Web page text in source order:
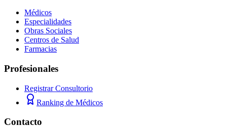
Médicos
Especialidades
Obras Sociales
Centros de Salud
Farmacias
Profesionales
Registrar Consultorio
Ranking de Médicos
Contacto